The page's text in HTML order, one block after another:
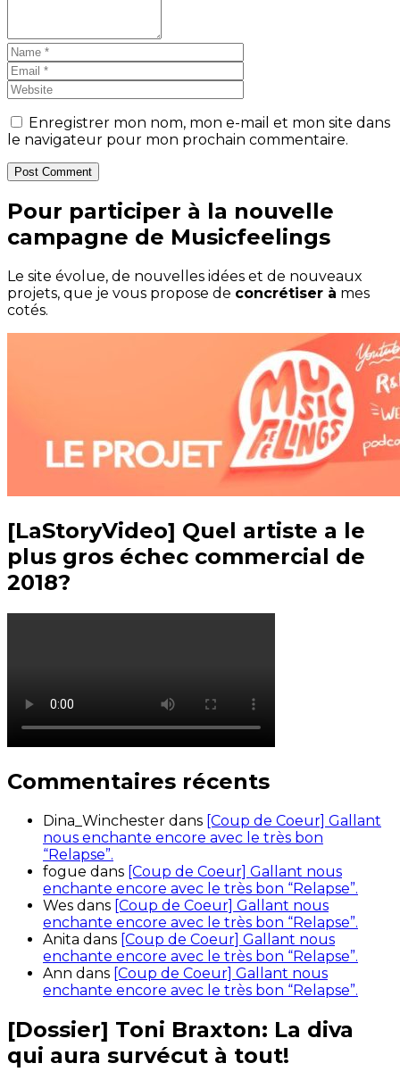
Enregistrer mon nom, mon e-mail et mon site dans
le navigateur pour mon prochain commentaire.
Post Comment
Pour participer à la nouvelle
campagne de Musicfeelings
Le site évolue, de nouvelles idées et de nouveaux
projets, que je vous propose de concrétiser à mes
cotés.
[LaStoryVideo] Quel artiste a le
plus gros échec commercial de
2018?
Commentaires récents
Dina_Winchester dans [Coup de Coeur] Gallant
nous enchante encore avec le très bon
“Relapse”.
fogue dans [Coup de Coeur] Gallant nous
enchante encore avec le très bon “Relapse”.
Wes dans [Coup de Coeur] Gallant nous
enchante encore avec le très bon “Relapse”.
Anita dans [Coup de Coeur] Gallant nous
enchante encore avec le très bon “Relapse”.
Ann dans [Coup de Coeur] Gallant nous
enchante encore avec le très bon “Relapse”.
[Dossier] Toni Braxton: La diva
qui aura survécut à tout!